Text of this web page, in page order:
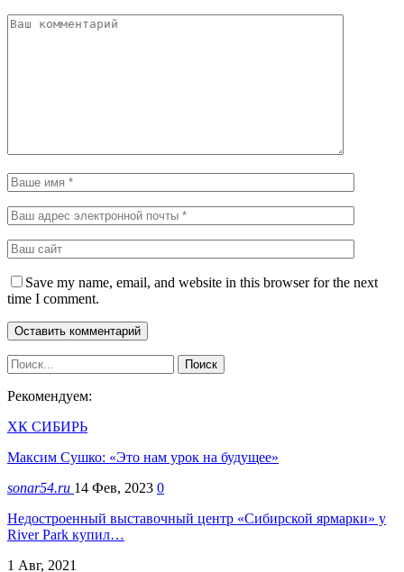
Save my name, email, and website in this browser for the next
time I comment.
Рекомендуем:
ХК СИБИРЬ
Максим Сушко: «Это нам урок на будущее»
sonar54.ru 14 Фев, 2023 0
Недостроенный выставочный центр «Сибирской ярмарки» у
River Park купил…
1 Авг, 2021